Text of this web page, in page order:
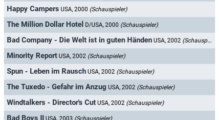
Happy Campers USA, 2000 (Schauspieler)
The Million Dollar Hotel D/USA, 2000 (Schauspieler)
Bad Company - Die Welt ist in guten Händen USA, 2002 (Schauspieler)
Minority Report USA, 2002 (Schauspieler)
Spun - Leben im Rausch USA, 2002 (Schauspieler)
The Tuxedo - Gefahr im Anzug USA, 2002 (Schauspieler)
Windtalkers - Director's Cut USA, 2002 (Schauspieler)
Bad Boys II